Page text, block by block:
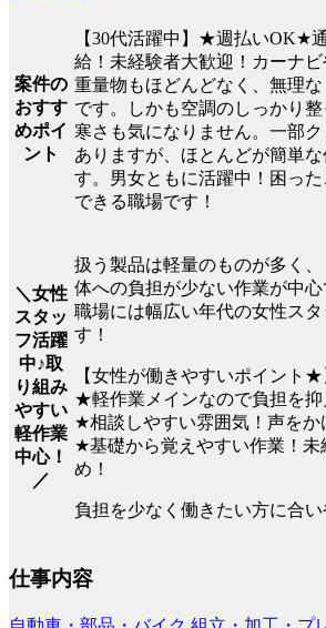
案件の
おすす
めポイ
ント
【30代活躍中】★週払いOK★
給！未経験者大歓迎！カーナ
重量物もほどんどなく、無理
です。しかも空調のしっかり
寒さも気になりません。一部
ありますが、ほとんどが簡単
す。男女ともに活躍中！困っ
できる職場です！
＼女性
スタッ
フ活躍
中♪取
り組み
やすい
軽作業
中心！
／
扱う製品は軽量のものが多く、
体への負担が少ない作業が中心
職場には幅広い年代の女性ス
す！
【女性が働きやすいポイント★
★軽作業メインなので負担を抑
★相談しやすい雰囲気！声をか
★基礎から覚えやすい作業！未
め！
負担を少なく働きたい方に合
仕事内容